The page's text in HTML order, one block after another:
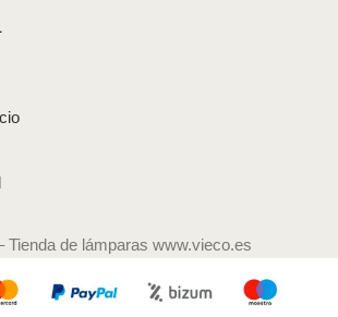
de lámparas www.vieco.es